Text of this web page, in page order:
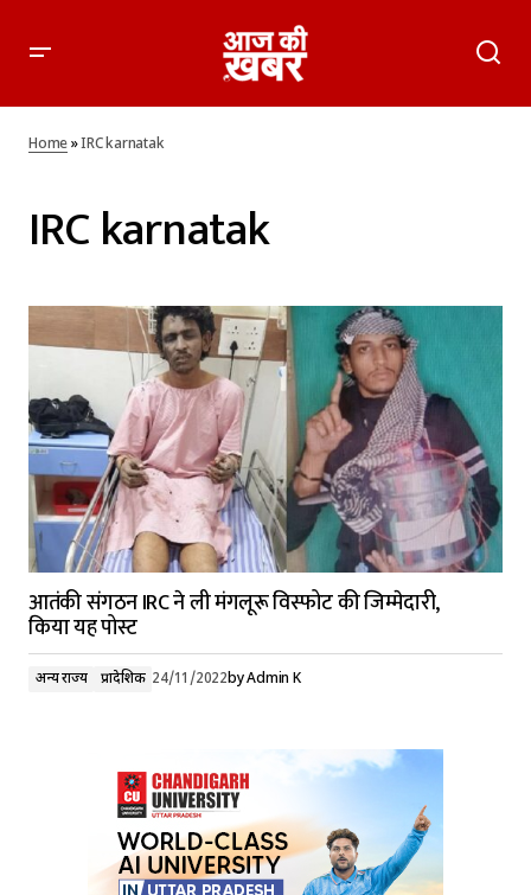
Home»IRC karnatak
IRC karnatak
आतंकी संगठन IRC ने ली मंगलूरू विस्फोट की जिम्मेदारी,
किया यह पोस्ट
अन्य राज्य प्रादेशिक 24/11/2022byAdmin K